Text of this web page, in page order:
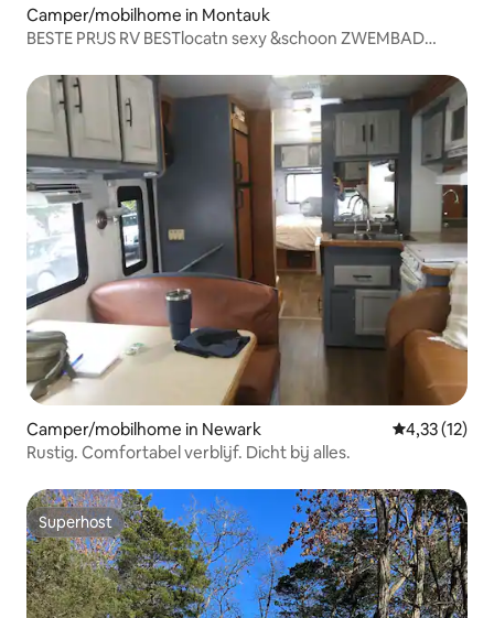
Camper/mobilhome in Montauk
BESTE PRIJS RV BESTlocatn sexy &schoon ZWEMBAD
Camper/mobilhome in Newark Gemiddelde
4,33 (12)
Rustig. Comfortabel verblijf. Dicht bij alles.
Superhost
Superhost